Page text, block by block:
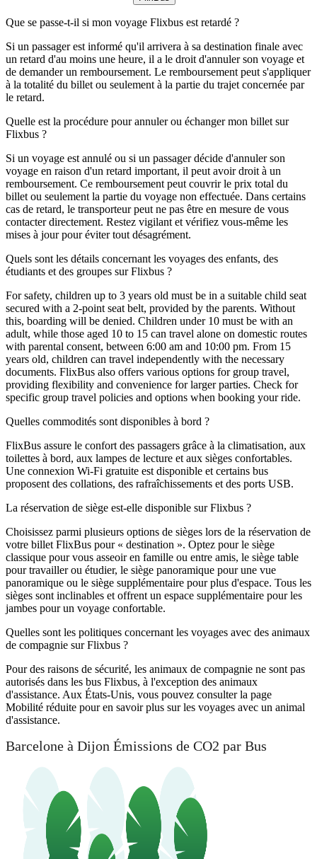
Que se passe-t-il si mon voyage Flixbus est retardé ?
Si un passager est informé qu'il arrivera à sa destination finale avec
un retard d'au moins une heure, il a le droit d'annuler son voyage et
de demander un remboursement. Le remboursement peut s'appliquer
à la totalité du billet ou seulement à la partie du trajet concernée par
le retard.
Quelle est la procédure pour annuler ou échanger mon billet sur
Flixbus ?
Si un voyage est annulé ou si un passager décide d'annuler son
voyage en raison d'un retard important, il peut avoir droit à un
remboursement. Ce remboursement peut couvrir le prix total du
billet ou seulement la partie du voyage non effectuée. Dans certains
cas de retard, le transporteur peut ne pas être en mesure de vous
contacter directement. Restez vigilant et vérifiez vous-même les
mises à jour pour éviter tout désagrément.
Quels sont les détails concernant les voyages des enfants, des
étudiants et des groupes sur Flixbus ?
For safety, children up to 3 years old must be in a suitable child seat
secured with a 2-point seat belt, provided by the parents. Without
this, boarding will be denied. Children under 10 must be with an
adult, while those aged 10 to 15 can travel alone on domestic routes
with parental consent, between 6:00 am and 10:00 pm. From 15
years old, children can travel independently with the necessary
documents. FlixBus also offers various options for group travel,
providing flexibility and convenience for larger parties. Check for
specific group travel policies and options when booking your ride.
Quelles commodités sont disponibles à bord ?
FlixBus assure le confort des passagers grâce à la climatisation, aux
toilettes à bord, aux lampes de lecture et aux sièges confortables.
Une connexion Wi-Fi gratuite est disponible et certains bus
proposent des collations, des rafraîchissements et des ports USB.
La réservation de siège est-elle disponible sur Flixbus ?
Choisissez parmi plusieurs options de sièges lors de la réservation de
votre billet FlixBus pour « destination ». Optez pour le siège
classique pour vous asseoir en famille ou entre amis, le siège table
pour travailler ou étudier, le siège panoramique pour une vue
panoramique ou le siège supplémentaire pour plus d'espace. Tous les
sièges sont inclinables et offrent un espace supplémentaire pour les
jambes pour un voyage confortable.
Quelles sont les politiques concernant les voyages avec des animaux
de compagnie sur Flixbus ?
Pour des raisons de sécurité, les animaux de compagnie ne sont pas
autorisés dans les bus Flixbus, à l'exception des animaux
d'assistance. Aux États-Unis, vous pouvez consulter la page
Mobilité réduite pour en savoir plus sur les voyages avec un animal
d'assistance.
Barcelone à Dijon Émissions de CO2 par Bus